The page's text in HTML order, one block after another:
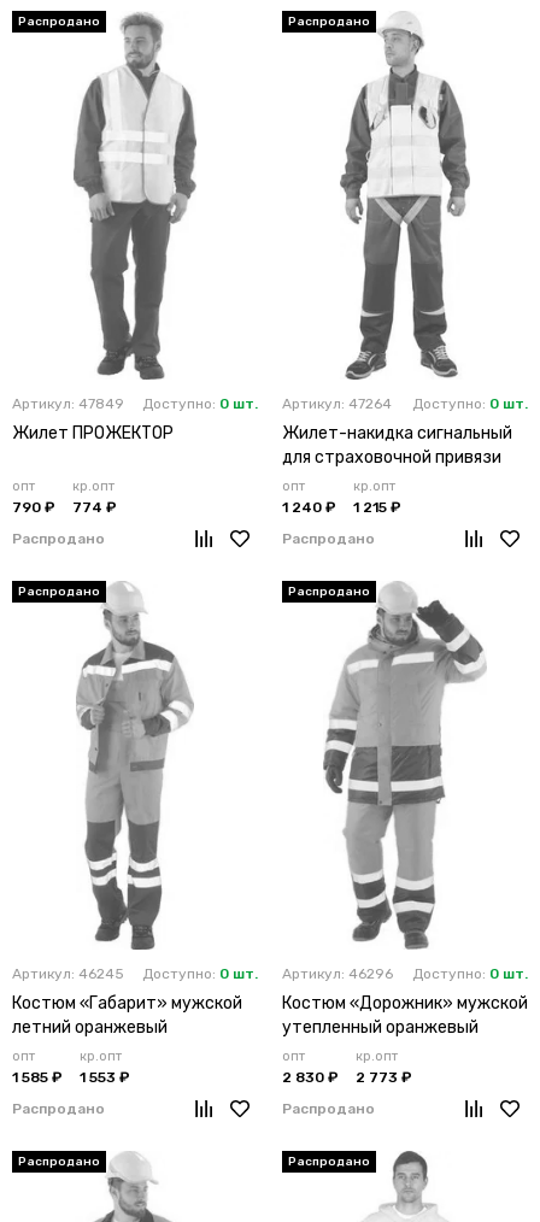
Артикул: 47849 Доступно: 0 шт.
Жилет ПРОЖЕКТОР
опт
790 ₽
кр.опт
774 ₽
Распродано
Артикул: 47264 Доступно: 0 шт.
Жилет-накидка сигнальный
для страховочной привязи
опт
1 240 ₽
кр.опт
1 215 ₽
Распродано
Артикул: 46245 Доступно: 0 шт.
Костюм «Габарит» мужской
летний оранжевый
опт
1 585 ₽
кр.опт
1 553 ₽
Распродано
Артикул: 46296 Доступно: 0 шт.
Костюм «Дорожник» мужской
утепленный оранжевый
опт
2 830 ₽
кр.опт
2 773 ₽
Распродано